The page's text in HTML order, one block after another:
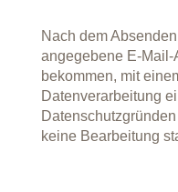
Nach dem
angegebene E-Mail-
bekommen, mit
Datenverarbeitung
keine Bearbeitung